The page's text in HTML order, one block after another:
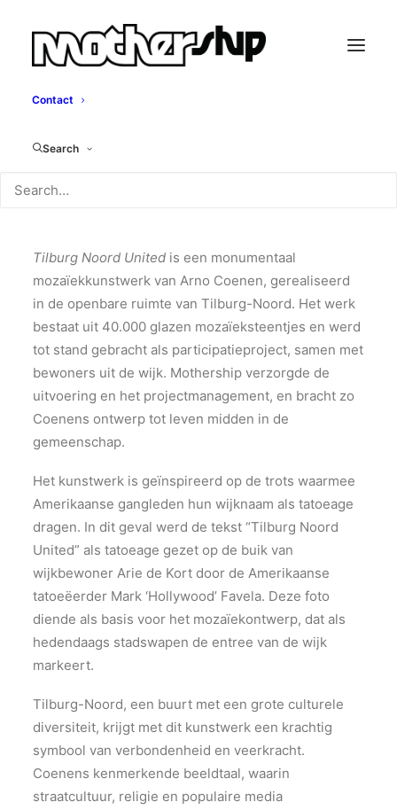
Contact
Search
Tilburg Noord United
Arno Coenen, 2005
Tilburg Noord United is een monumentaal
mozaïekkunstwerk van Arno Coenen, gerealiseerd
in de openbare ruimte van Tilburg-Noord. Het werk
bestaat uit 40.000 glazen mozaïeksteentjes en werd
tot stand gebracht als participatieproject, samen met
bewoners uit de wijk. Mothership verzorgde de
uitvoering en het projectmanagement, en bracht zo
Coenens ontwerp tot leven midden in de
gemeenschap.
Het kunstwerk is geïnspireerd op de trots waarmee
Amerikaanse gangleden hun wijknaam als tatoeage
dragen. In dit geval werd de tekst “Tilburg Noord
United” als tatoeage gezet op de buik van
wijkbewoner Arie de Kort door de Amerikaanse
tatoeëerder Mark ‘Hollywood’ Favela. Deze foto
diende als basis voor het mozaïekontwerp, dat als
hedendaags stadswapen de entree van de wijk
markeert.
Tilburg-Noord, een buurt met een grote culturele
diversiteit, krijgt met dit kunstwerk een krachtig
symbool van verbondenheid en veerkracht.
Coenens kenmerkende beeldtaal, waarin
straatcultuur, religie en populaire media